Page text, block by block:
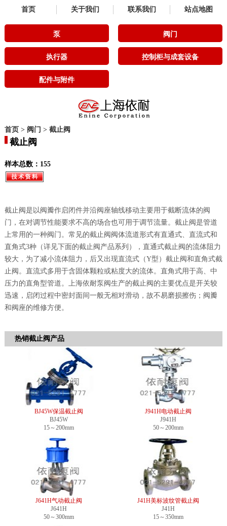
首页 关于我们 联系我们 站点地图
泵 阀门
执行器 控制柜与成套设备
配件与附件
首页> 阀门 > 截止阀
截止阀
样本总数：155
截止阀是以阀瓣作启闭件并沿阀座轴线移动主要用于截断流体的阀
门，在对调节性能要求不高的场合也可用于调节流量。截止阀是管道
上常用的一种阀门。常见的截止阀阀体流道形式有直通式、直流式和
直角式3种（详见下面的截止阀产品系列），直通式截止阀的流体阻力
较大，为了减小流体阻力，后又出现直流式（Y型）截止阀和直角式截
止阀。直流式多用于含固体颗粒或粘度大的流体。直角式用于高、中
压力的直角型管道。上海依耐泵阀生产的截止阀的主要优点是开关较
迅速，启闭过程中密封面间一般无相对滑动，故不易磨损擦伤；阀瓣
和阀座的维修方便。
热销截止阀产品
BJ45W保温截止阀
BJ45W
15～200mm
J941H电动截止阀
J941H
50～200mm
J641H气动截止阀
J641H
50～300mm
J41H美标波纹管截止阀
J41H
15～350mm